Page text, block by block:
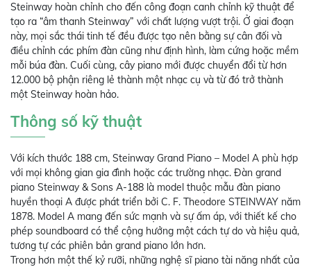
Steinway hoàn chỉnh cho đến công đoạn canh chỉnh kỹ thuật để
tạo ra “âm thanh Steinway” với chất lượng vượt trội. Ở giai đoạn
này, mọi sắc thái tinh tế đều được tạo nên bằng sự cân đối và
điều chỉnh các phím đàn cũng như định hình, làm cứng hoặc mềm
mỗi búa đàn. Cuối cùng, cây piano mới được chuyển đổi từ hơn
12.000 bộ phận riêng lẻ thành một nhạc cụ và từ đó trở thành
một Steinway hoàn hảo.
Thông số kỹ thuật
Với kích thước 188 cm, Steinway Grand Piano – Model A phù hợp
với mọi không gian gia đình hoặc các trường nhạc. Đàn grand
piano Steinway & Sons A-188 là model thuộc mẫu đàn piano
huyền thoại A được phát triển bởi C. F. Theodore STEINWAY năm
1878. Model A mang đến sức mạnh và sự ấm áp, với thiết kế cho
phép soundboard có thể cộng hưởng một cách tự do và hiệu quả,
tương tự các phiên bản grand piano lớn hơn.
Trong hơn một thế kỷ rưỡi, những nghệ sĩ piano tài năng nhất của